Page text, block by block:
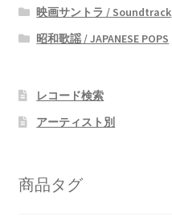
映画サントラ / Soundtrack
昭和歌謡 / JAPANESE POPS
レコード検索
アーティスト別
商品タグ